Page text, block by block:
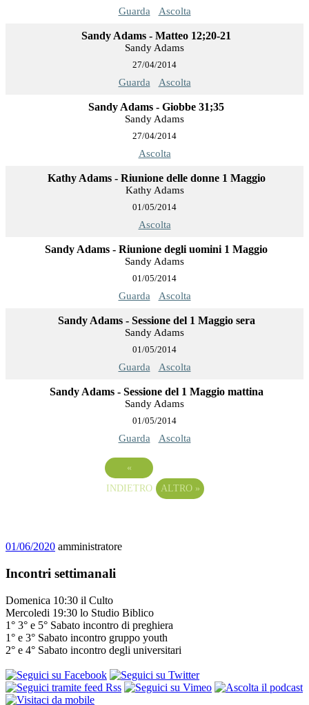
Guarda Ascolta
Sandy Adams - Matteo 12;20-21
Sandy Adams
27/04/2014
Guarda Ascolta
Sandy Adams - Giobbe 31;35
Sandy Adams
27/04/2014
Ascolta
Kathy Adams - Riunione delle donne 1 Maggio
Kathy Adams
01/05/2014
Ascolta
Sandy Adams - Riunione degli uomini 1 Maggio
Sandy Adams
01/05/2014
Guarda Ascolta
Sandy Adams - Sessione del 1 Maggio sera
Sandy Adams
01/05/2014
Guarda Ascolta
Sandy Adams - Sessione del 1 Maggio mattina
Sandy Adams
01/05/2014
Guarda Ascolta
«
INDIETRO
ALTRO »
01/06/2020 amministratore
Incontri settimanali
Domenica 10:30 il Culto
Mercoledi 19:30 lo Studio Biblico
1° 3° e 5° Sabato incontro di preghiera
1° e 3° Sabato incontro gruppo youth
2° e 4° Sabato incontro degli universitari